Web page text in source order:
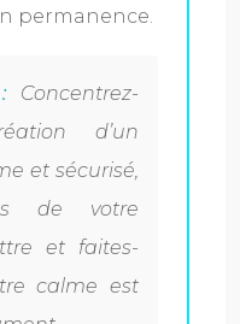
permanence.
Concentrez-
d’un
et sécurisé,
de votre
et faites-
calme est